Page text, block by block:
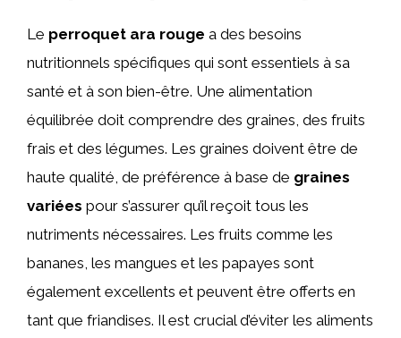
Le perroquet ara rouge a des besoins
nutritionnels spécifiques qui sont essentiels à sa
santé et à son bien-être. Une alimentation
équilibrée doit comprendre des graines, des fruits
frais et des légumes. Les graines doivent être de
haute qualité, de préférence à base de graines
variées pour s’assurer qu’il reçoit tous les
nutriments nécessaires. Les fruits comme les
bananes, les mangues et les papayes sont
également excellents et peuvent être offerts en
tant que friandises. Il est crucial d’éviter les aliments